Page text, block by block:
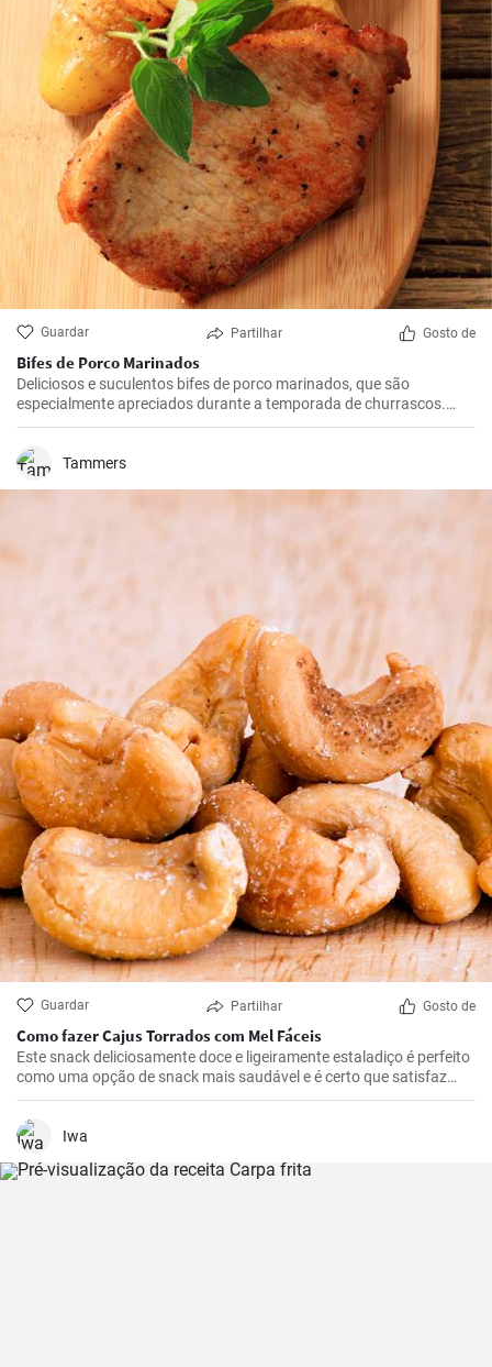
Guardar Partilhar Gosto de
Bifes de Porco Marinados
Deliciosos e suculentos bifes de porco marinados, que são
especialmente apreciados durante a temporada de churrascos.
Estes bifes temperados são melhores se marinados durante a noite,
deliciosos do marinado.
Tammers
Guardar Partilhar Gosto de
Como fazer Cajus Torrados com Mel Fáceis
Este snack deliciosamente doce e ligeiramente estaladiço é perfeito
como uma opção de snack mais saudável e é certo que satisfaz
quem gosta de doces.
Iwa